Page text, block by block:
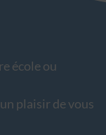
école ou
plaisir de vous